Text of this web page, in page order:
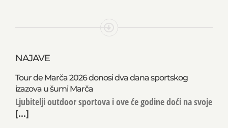
NAJAVE
Tour de Marča 2026 donosi dva dana sportskog
izazova u šumi Marča
Ljubitelji outdoor sportova i ove će godine doći na svoje
[...]